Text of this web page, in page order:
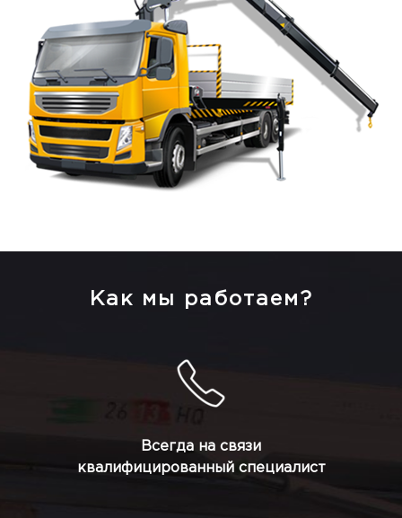
Как мы работаем?
Всегда на связи
квалифицированный специалист